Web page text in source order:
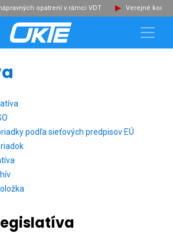
opatrení v rámci VDT Verejné
podľa sieťových predpisov EÚ